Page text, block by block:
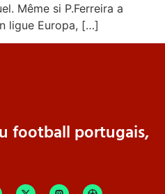
Même si P.Ferreira a
ligue Europa, […]
football portugais,